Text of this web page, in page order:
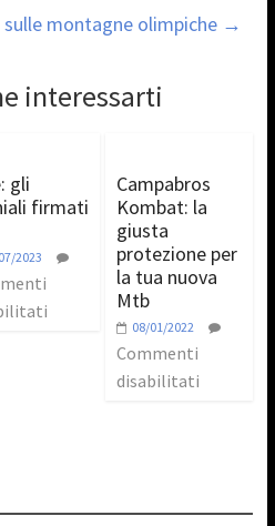
sulle montagne olimpiche →
interessarti
gli
firmati
2023
Campabros
Kombat: la
giusta
protezione per
la tua nuova
Mtb
08/01/2022
Commenti
disabilitati